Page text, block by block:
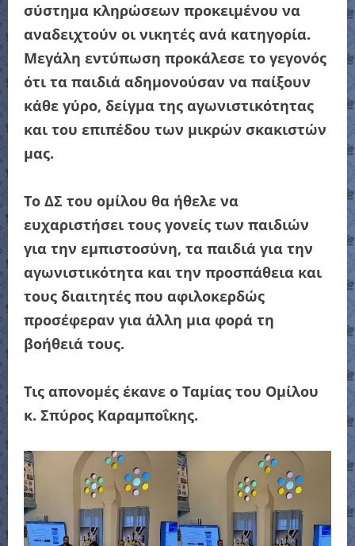
σύστημα κληρώσεων προκειμένου να
αναδειχτούν οι νικητές ανά κατηγορία.
Μεγάλη εντύπωση προκάλεσε το γεγονός
ότι τα παιδιά αδημονούσαν να παίξουν
κάθε γύρο, δείγμα της αγωνιστικότητας
και του επιπέδου των μικρών σκακιστών
μας.
Το ΔΣ του ομίλου θα ήθελε να
ευχαριστήσει τους γονείς των παιδιών
για την εμπιστοσύνη, τα παιδιά για την
αγωνιστικότητα και την προσπάθεια και
τους διαιτητές που αφιλοκερδώς
προσέφεραν για άλλη μια φορά τη
βοήθειά τους.
Τις απονομές έκανε ο Ταμίας του Ομίλου
κ. Σπύρος Καραμποΐκης.